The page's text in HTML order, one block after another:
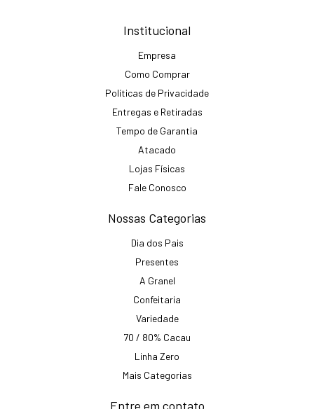
Institucional
Empresa
Como Comprar
Políticas de Privacidade
Entregas e Retiradas
Tempo de Garantia
Atacado
Lojas Físicas
Fale Conosco
Nossas Categorias
Dia dos Pais
Presentes
A Granel
Confeitaria
Variedade
70 / 80% Cacau
Linha Zero
Mais Categorias
Entre em contato